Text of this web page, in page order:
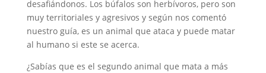
desafiándonos. Los búfalos son herbívoros, pero son
muy territoriales y agresivos y según nos comentó
nuestro guía, es un animal que ataca y puede matar
al humano si este se acerca.
¿Sabías que es el segundo animal que mata a más